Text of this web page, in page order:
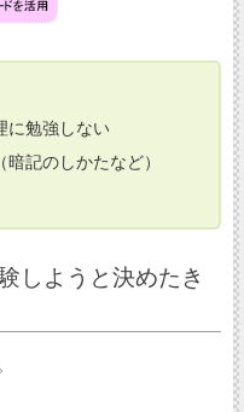
に勉強しない
記のしかたなど）
しようと決めたき